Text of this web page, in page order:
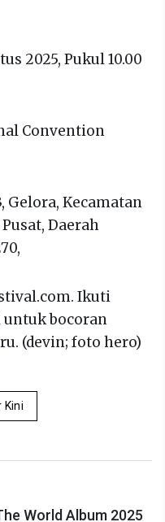
2025, Pukul 10.00
Convention
Gelora, Kecamatan
Daerah
Ikuti
bocoran
(devin; foto hero)
Kini
World Album 2025